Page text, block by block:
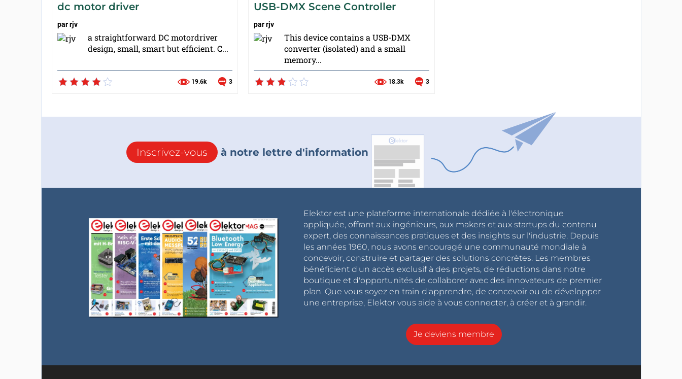
dc motor driver
parrjv
a straightforward DC motordriver
design, small, smart but efficient. C...
19.6k 3
USB-DMX Scene Controller
parrjv
This device contains a USB-DMX
converter (isolated) and a small
memory...
18.3k 3
Inscrivez-vous à notre lettre d'information
Elektor est une plateforme internationale dédiée à l'électronique
appliquée, offrant aux ingénieurs, aux makers et aux startups du contenu
expert, des connaissances pratiques et des insights sur l'industrie. Depuis
les années 1960, nous avons encouragé une communauté mondiale à
concevoir, construire et partager des solutions concrètes. Les membres
bénéficient d'un accès exclusif à des projets, de réductions dans notre
boutique et d'opportunités de collaborer avec des innovateurs de premier
plan. Que vous soyez en train d'apprendre, de concevoir ou de développer
une entreprise, Elektor vous aide à vous connecter, à créer et à grandir.
Je deviens membre